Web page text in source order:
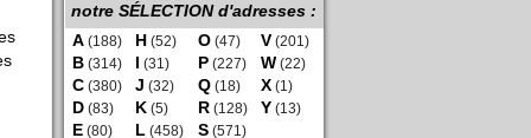
notre SÉLECTION d'adresses :
A (188)
B (314)
C (380)
D (83)
E (80)
H (52)
I (31)
J (32)
K (5)
L (458)
O (47)
P (227)
Q (18)
R (128)
S (571)
V (201)
W (22)
X (1)
Y (13)